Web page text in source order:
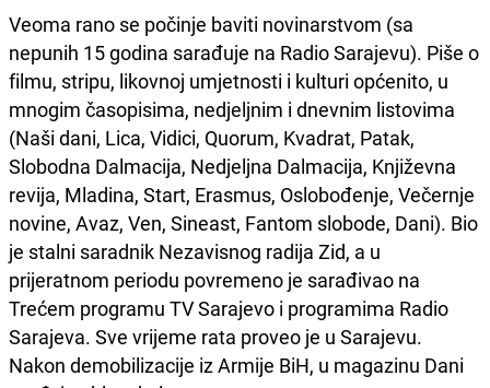
Veoma rano se počinje baviti novinarstvom (sa
nepunih 15 godina sarađuje na Radio Sarajevu). Piše o
filmu, stripu, likovnoj umjetnosti i kulturi općenito, u
mnogim časopisima, nedjeljnim i dnevnim listovima
(Naši dani, Lica, Vidici, Quorum, Kvadrat, Patak,
Slobodna Dalmacija, Nedjeljna Dalmacija, Književna
revija, Mladina, Start, Erasmus, Oslobođenje, Večernje
novine, Avaz, Ven, Sineast, Fantom slobode, Dani). Bio
je stalni saradnik Nezavisnog radija Zid, a u
prijeratnom periodu povremeno je sarađivao na
Trećem programu TV Sarajevo i programima Radio
Sarajeva. Sve vrijeme rata proveo je u Sarajevu.
Nakon demobilizacije iz Armije BiH, u magazinu Dani